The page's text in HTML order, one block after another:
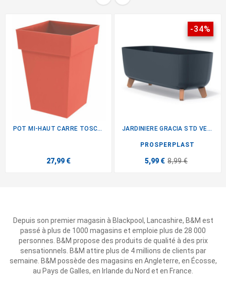
POT MI-HAUT CARRE TOSCANE...
27,99 €
-34%
JARDINIERE GRACIA STD VERTE
PROSPERPLAST
5,99 € 8,99 €
Depuis son premier magasin à Blackpool, Lancashire, B&M est
passé à plus de 1000 magasins et emploie plus de 28 000
personnes. B&M propose des produits de qualité à des prix
sensationnels. B&M attire plus de 4 millions de clients par
semaine. B&M possède des magasins en Angleterre, en Écosse,
au Pays de Galles, en Irlande du Nord et en France.